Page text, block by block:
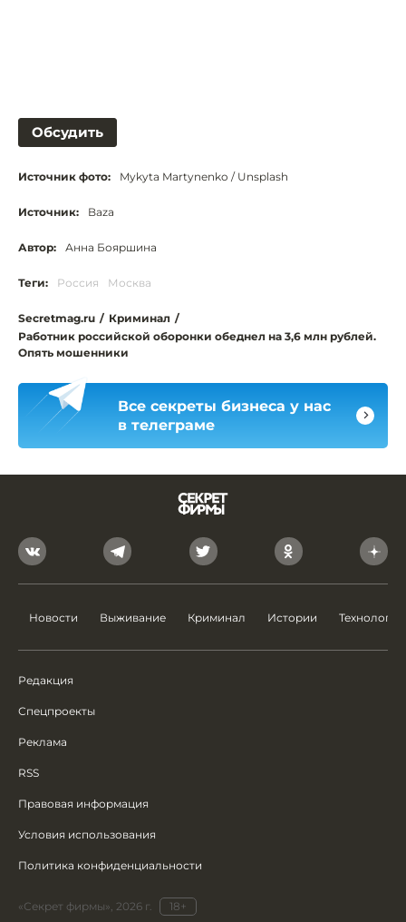
Обсудить
Источник фото: Mykyta Martynenko / Unsplash
Источник: Baza
Автор: Анна Бояршина
Теги: Россия Москва
Secretmag.ru / Криминал /
Работник российской оборонки обеднел на 3,6 млн рублей.
Опять мошенники
Все секреты бизнеса у нас
в телеграме
Новости Выживание Криминал Истории Технологии
Редакция
Спецпроекты
Реклама
RSS
Правовая информация
Условия использования
Политика конфиденциальности
«Секрет фирмы», 2026 г. 18+